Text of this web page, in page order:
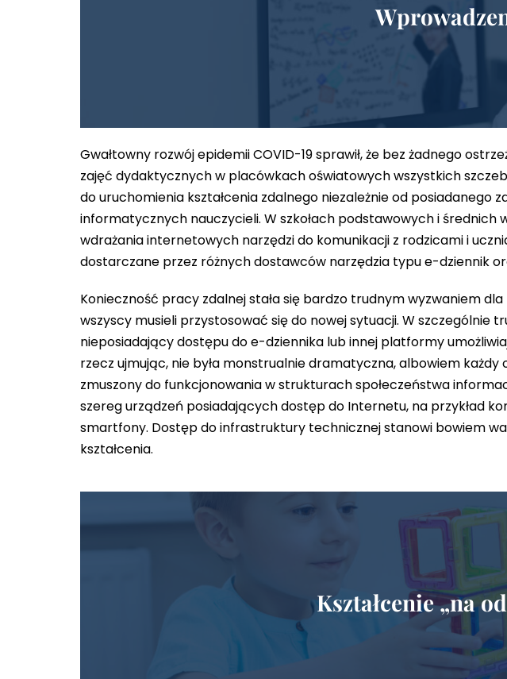
Gwałtowny rozwój epidemii COVID-19 sprawił, że bez żadnego
zajęć dydaktycznych w placówkach oświatowych wszystkich
do uruchomienia kształcenia zdalnego niezależnie od
informatycznych nauczycieli. W szkołach podstawowych i średnich
wdrażania internetowych narzędzi do komunikacji z rodzicami i
dostarczane przez różnych dostawców narzędzia typu e-dziennik
Konieczność pracy zdalnej stała się bardzo trudnym wyzwaniem
wszyscy musieli przystosować się do nowej sytuacji. W szczególnie
nieposiadający dostępu do e-dziennika lub innej platformy
rzecz ujmując, nie była monstrualnie dramatyczna, albowiem
zmuszony do funkcjonowania w strukturach społeczeństwa
szereg urządzeń posiadających dostęp do Internetu, na przykład
smartfony. Dostęp do infrastruktury technicznej stanowi bowiem
kształcenia.
Kształcenie „na